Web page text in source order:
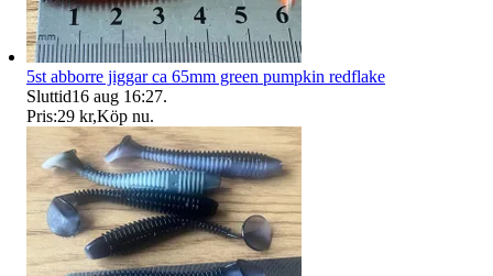
5st abborre jiggar ca 65mm green pumpkin redflake
Sluttid16 aug 16:27.
Pris:29 kr,Köp nu.